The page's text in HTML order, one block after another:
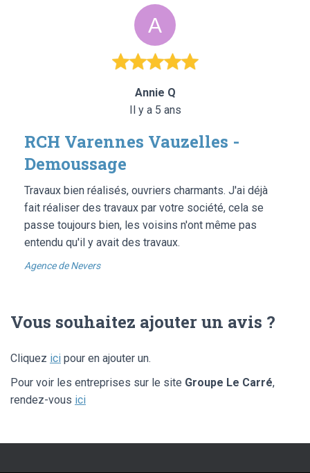
Annie Q
Il y a 5 ans
RCH Varennes Vauzelles -
Demoussage
Travaux bien réalisés, ouvriers charmants. J'ai déjà
fait réaliser des travaux par votre société, cela se
passe toujours bien, les voisins n'ont même pas
entendu qu'il y avait des travaux.
Agence de Nevers
Vous souhaitez ajouter un avis ?
Cliquez ici pour en ajouter un.
Pour voir les entreprises sur le site Groupe Le Carré,
rendez-vous ici